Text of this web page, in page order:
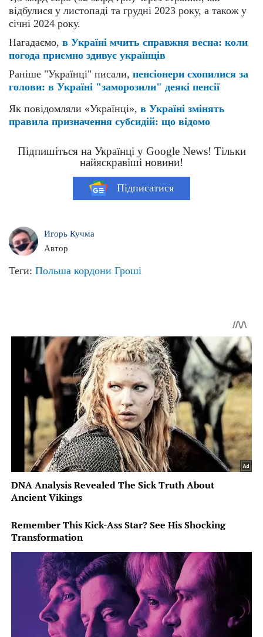
відбулися у листопаді та грудні 2023 року, а також у
січні 2024 року.
Нагадаємо, в Україні мчить справжня весна: коли
погода приємно здивує українців
Раніше "Українці" писали, пенсіонери схопилися за
голови: в Україні "заморозили" деякі пенсії
Як повідомляли «Українці», в Україні змінять
правила призначення субсидій: що відомо
Підпишіться на Українці у Google News! Тільки
найяскравіші новини!
Підписатися
Игорь Кучма
Автор
Теги: Польша кордони Гроші